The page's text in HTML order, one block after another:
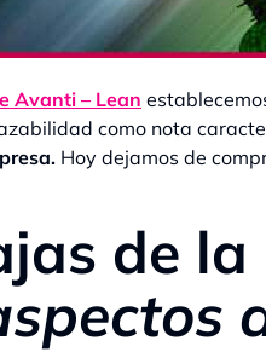
Avanti – Lean
como nota
Hoy dejamos de
de